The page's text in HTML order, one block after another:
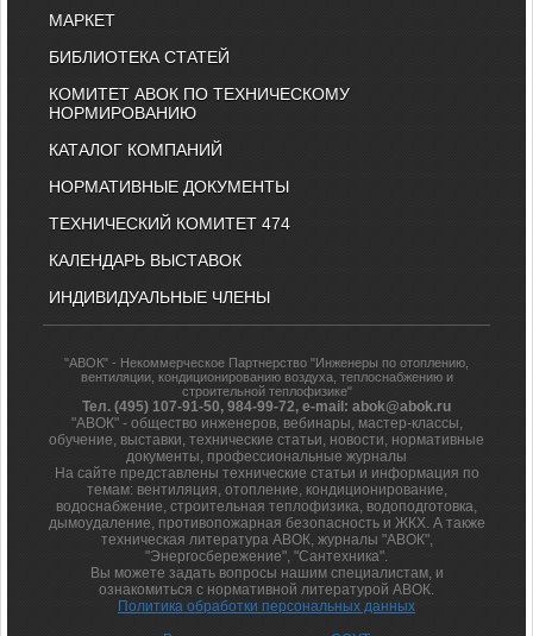
МАРКЕТ
БИБЛИОТЕКА СТАТЕЙ
КОМИТЕТ АВОК ПО ТЕХНИЧЕСКОМУ
НОРМИРОВАНИЮ
КАТАЛОГ КОМПАНИЙ
НОРМАТИВНЫЕ ДОКУМЕНТЫ
ТЕХНИЧЕСКИЙ КОМИТЕТ 474
КАЛЕНДАРЬ ВЫСТАВОК
ИНДИВИДУАЛЬНЫЕ ЧЛЕНЫ
"АВОК" - Некоммерческое Партнерство "Инженеры по отоплению,
вентиляции, кондиционированию воздуха, теплоснабжению и
строительной теплофизике"
Тел. (495) 107-91-50, 984-99-72, e-mail: abok@abok.ru
"АВОК" - общество инженеров, вебинары, мастер-классы,
обучение, выставки, технические статьи, новости, нормативные
документы, профессиональные журналы
На сайте представлены технические статьи и информация по
темам: вентиляция, отопление, кондиционирование,
водоснабжение, строительная теплофизика, водоподготовка,
дымоудаление, противопожарная безопасность и ЖКХ. А также
техническая литература АВОК, журналы "АВОК",
"Энергосбережение", "Сантехника".
Вы можете задать вопросы нашим специалистам, и
ознакомиться с нормативной литературой АВОК.
Политика обработки персональных данных